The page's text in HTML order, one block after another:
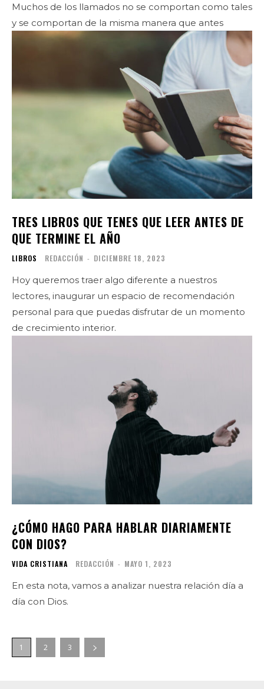
Muchos de los llamados no se comportan como tales
y se comportan de la misma manera que antes
TRES LIBROS QUE TENES QUE LEER ANTES DE
QUE TERMINE EL AÑO
LIBROS REDACCIÓN - DICIEMBRE 18, 2023
Hoy queremos traer algo diferente a nuestros
lectores, inaugurar un espacio de recomendación
personal para que puedas disfrutar de un momento
de crecimiento interior.
¿CÓMO HAGO PARA HABLAR DIARIAMENTE
CON DIOS?
VIDA CRISTIANA REDACCIÓN - MAYO 1, 2023
En esta nota, vamos a analizar nuestra relación día a
día con Dios.
1 2 3